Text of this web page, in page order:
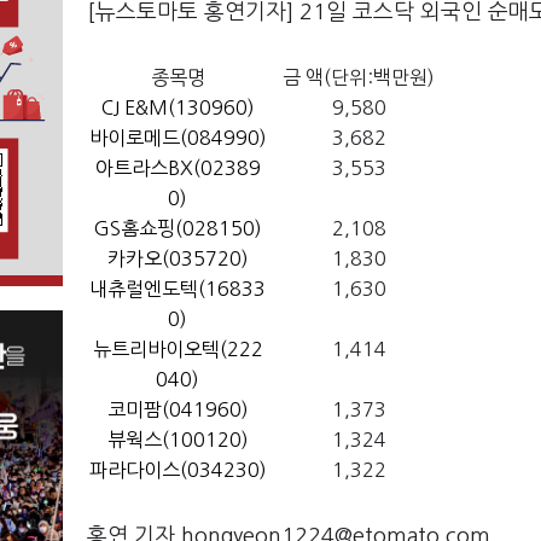
[뉴스토마토 홍연기자] 21일 코스닥 외국인 순매
종목명
금 액(단위:백만원)
CJ E&M(130960)
9,580
바이로메드(084990)
3,682
아트라스BX(02389
0)
3,553
GS홈쇼핑(028150)
2,108
카카오(035720)
1,830
내츄럴엔도텍(16833
0)
1,630
뉴트리바이오텍(222
040)
1,414
코미팜(041960)
1,373
뷰웍스(100120)
1,324
파라다이스(034230)
1,322
홍연 기자 hongyeon1224@etomato.com